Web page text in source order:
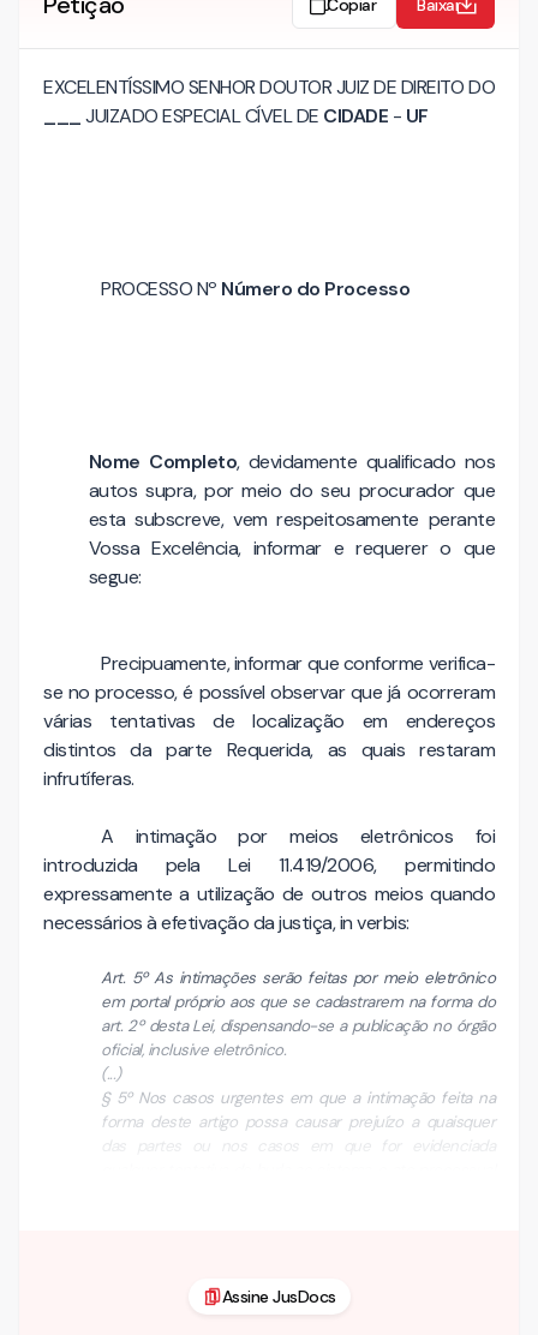
EXCELENTÍSSIMO SENHOR DOUTOR JUIZ DE DIREITO DO
JUIZADO ESPECIAL CÍVEL DE CIDADE - UF
PROCESSO Nº Número do Processo
Nome Completo, devidamente qualificado nos
autos supra, por meio do seu procurador que
esta subscreve, vem respeitosamente perante
Vossa Excelência, informar e requerer o que
segue:
Precipuamente, informar que conforme verifica-
se no processo, é possível observar que já ocorreram
várias tentativas de localização em endereços
distintos da parte Requerida, as quais restaram
infrutíferas.
A intimação por meios eletrônicos foi
introduzida pela Lei 11.419/2006, permitindo
expressamente a utilização de outros meios quando
necessários à efetivação da justiça, in verbis:
Art. 5º As intimações serão feitas por meio eletrônico
em portal próprio aos que se cadastrarem na forma do
art. 2º desta Lei, dispensando-se a publicação no órgão
oficial, inclusive eletrônico.
(...)
§ 5º Nos casos urgentes em que a intimação feita na
forma deste artigo possa causar prejuízo a quaisquer
das partes ou nos casos em que for evidenciada
Assine JusDocs